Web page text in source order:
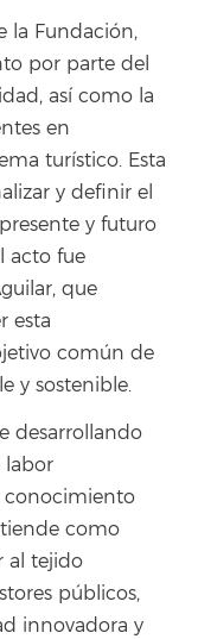
la Fundación,
por parte del
así como la
en
turístico. Esta
y definir el
y futuro
acto fue
que
esta
común de
y sostenible.
desarrollando
labor
conocimiento
como
al tejido
públicos,
innovadora y